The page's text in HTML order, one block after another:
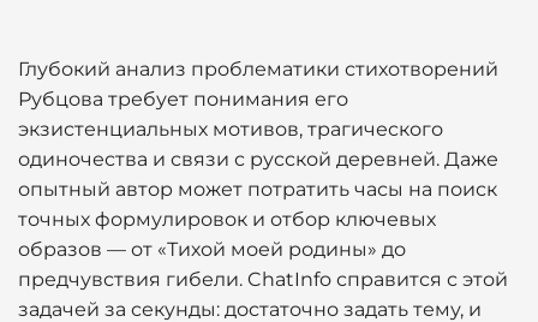
Глубокий анализ проблематики стихотворений
Рубцова требует понимания его
экзистенциальных мотивов, трагического
одиночества и связи с русской деревней. Даже
опытный автор может потратить часы на поиск
точных формулировок и отбор ключевых
образов — от «Тихой моей родины» до
предчувствия гибели. ChatInfo справится с этой
задачей за секунды: достаточно задать тему, и